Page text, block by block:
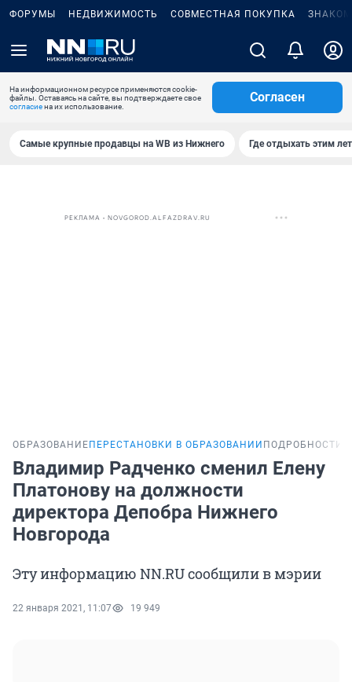
ФОРУМЫ НЕДВИЖИМОСТЬ СОВМЕСТНАЯ ПОКУПКА
На информационном ресурсе применяются cookie-
файлы. Оставаясь на сайте, вы подтверждаете свое
согласиена их использование.
Согласен
Самые крупные продавцы на WB из Нижнего Где отдыхать этим
РЕКЛАМА • NOVGOROD.ALFAZDRAV.RU
ОБРАЗОВАНИЕ ПЕРЕСТАНОВКИ В ОБРАЗОВАНИИ ПОДРОБНОСТИ
Владимир Радченко сменил Елену
Платонову на должности
директора Депобра Нижнего
Новгорода
Эту информацию NN.RU сообщили в мэрии
22 января 2021, 11:07 19 949